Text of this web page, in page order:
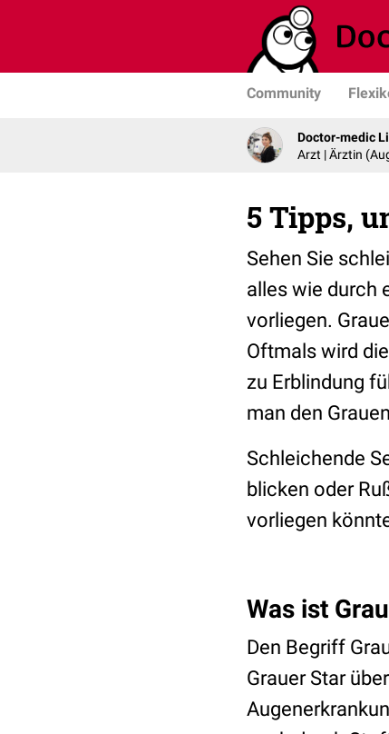
Community
Doctor-medic
Arzt | Ärztin
5 Tipps,
Sehen Sie
alles wie durch
vorliegen.
Oftmals wird
zu Erblindung
man den
Schleichende
blicken oder
vorliegen
Was ist
Den Begriff
Grauer Star